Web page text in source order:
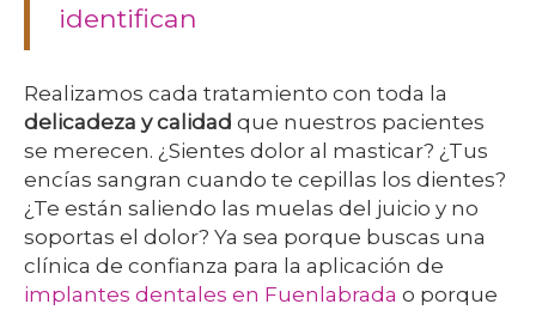
identifican
Realizamos cada tratamiento con toda la
delicadeza y calidad que nuestros pacientes
se merecen. ¿Sientes dolor al masticar? ¿Tus
encías sangran cuando te cepillas los dientes?
¿Te están saliendo las muelas del juicio y no
soportas el dolor? Ya sea porque buscas una
clínica de confianza para la aplicación de
implantes dentales en Fuenlabrada o porque